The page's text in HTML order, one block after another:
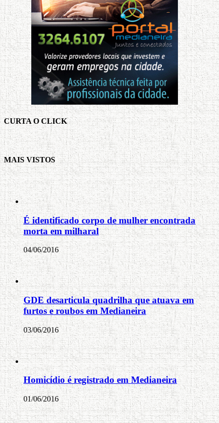
CURTA O CLICK
MAIS VISTOS
É identificado corpo de mulher encontrada
morta em milharal
04/06/2016
GDE desarticula quadrilha que atuava em
furtos e roubos em Medianeira
03/06/2016
Homicídio é registrado em Medianeira
01/06/2016